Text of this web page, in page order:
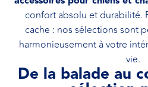
confort absolu et durabilité.
cache : nos sélections sont
harmonieusement à votre
vie.
De la balade au